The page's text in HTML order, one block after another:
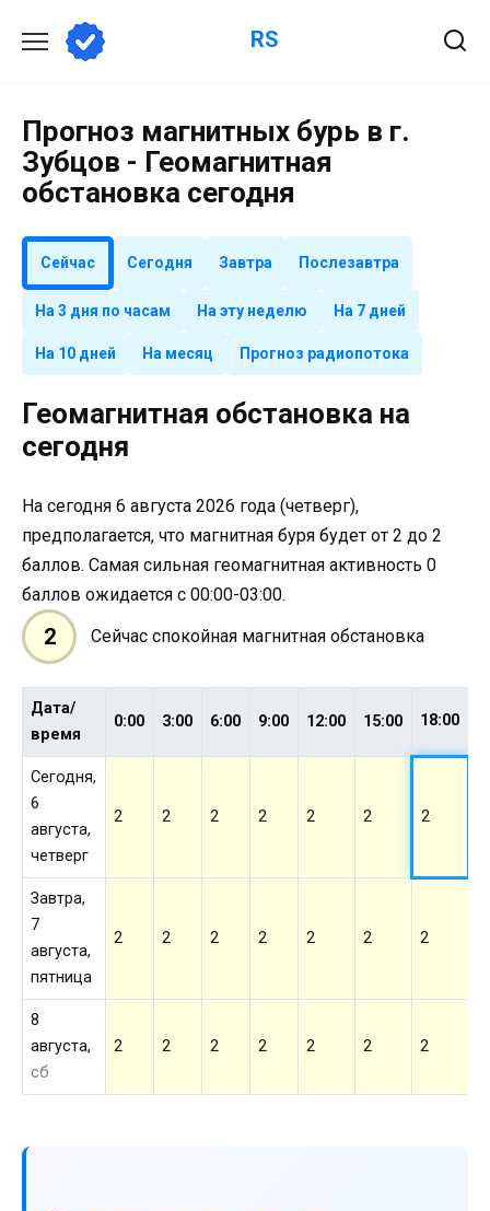
содержанию
RS
Прогноз магнитных бурь в г.
Зубцов - Геомагнитная
обстановка сегодня
Сейчас Сегодня Завтра Послезавтра
На 3 дня по часам На эту неделю На 7 дней
На 10 дней На месяц Прогноз радиопотока
Геомагнитная обстановка на
сегодня
На сегодня 6 августа 2026 года (четверг),
предполагается, что магнитная буря будет от 2 до 2
баллов. Самая сильная геомагнитная активность 0
баллов ожидается с 00:00-03:00.
2 Сейчас спокойная магнитная обстановка
Дата/
время
0:00 3:00 6:00 9:00 12:00 15:00 18:00
Сегодня,
6
августа,
четверг
2 2 2 2 2 2 2
Завтра,
7
августа,
пятница
2 2 2 2 2 2 2
8
августа,
сб
2 2 2 2 2 2 2